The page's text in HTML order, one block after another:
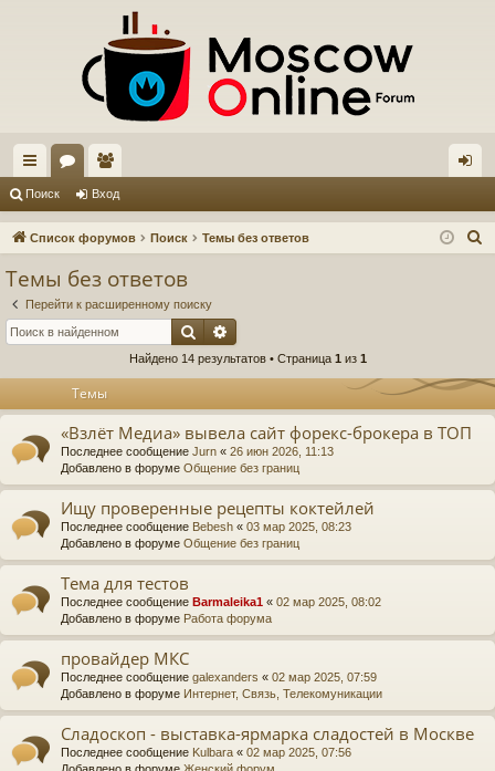
с
ы ум
ол
ьз
ел
д
Поиск Вход
Список форумов Поиск Темы без ответов
Темы без ответов
Перейти к расширенному поиску
Поиск
Найдено 14 результатов • Страница 1 из 1
Темы
«Взлёт Медиа» вывела сайт форекс-брокера в ТОП
Последнее сообщение Jurn « 26 июн 2026, 11:13
Добавлено в форуме Общение без границ
Ищу проверенные рецепты коктейлей
Последнее сообщение Bebesh « 03 мар 2025, 08:23
Добавлено в форуме Общение без границ
Тема для тестов
Последнее сообщение Barmaleika1 « 02 мар 2025, 08:02
Добавлено в форуме Работа форума
провайдер МКС
Последнее сообщение galexanders « 02 мар 2025, 07:59
Добавлено в форуме Интернет, Связь, Телекомуникации
Сладоскоп - выставка-ярмарка сладостей в Москве
Последнее сообщение Kulbara « 02 мар 2025, 07:56